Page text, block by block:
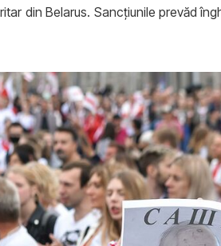
din Belarus. Sancțiunile prevăd